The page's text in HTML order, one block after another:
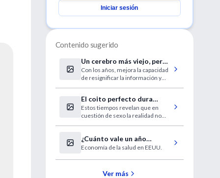
Iniciar sesión
Contenido sugerido
Un cerebro más viejo, pero
más sabio
Con los años, mejora la capacidad
de resignificar la información y
El coito perfecto dura
entre 7 y 13 minutos
Estos tiempos revelan que en
cuestión de sexo la realidad no
¿Cuánto vale un año
adicional de vida?
Economía de la salud en EEUU.
Ver más